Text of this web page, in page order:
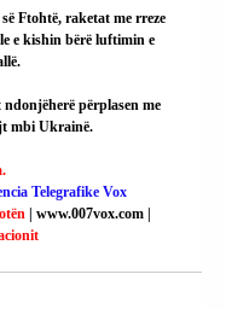
Ftohtë, raketat me rreze
e kishin bërë luftimin e
përplasen me
mbi Ukrainë.
Telegrafike Vox
www.007vox.com